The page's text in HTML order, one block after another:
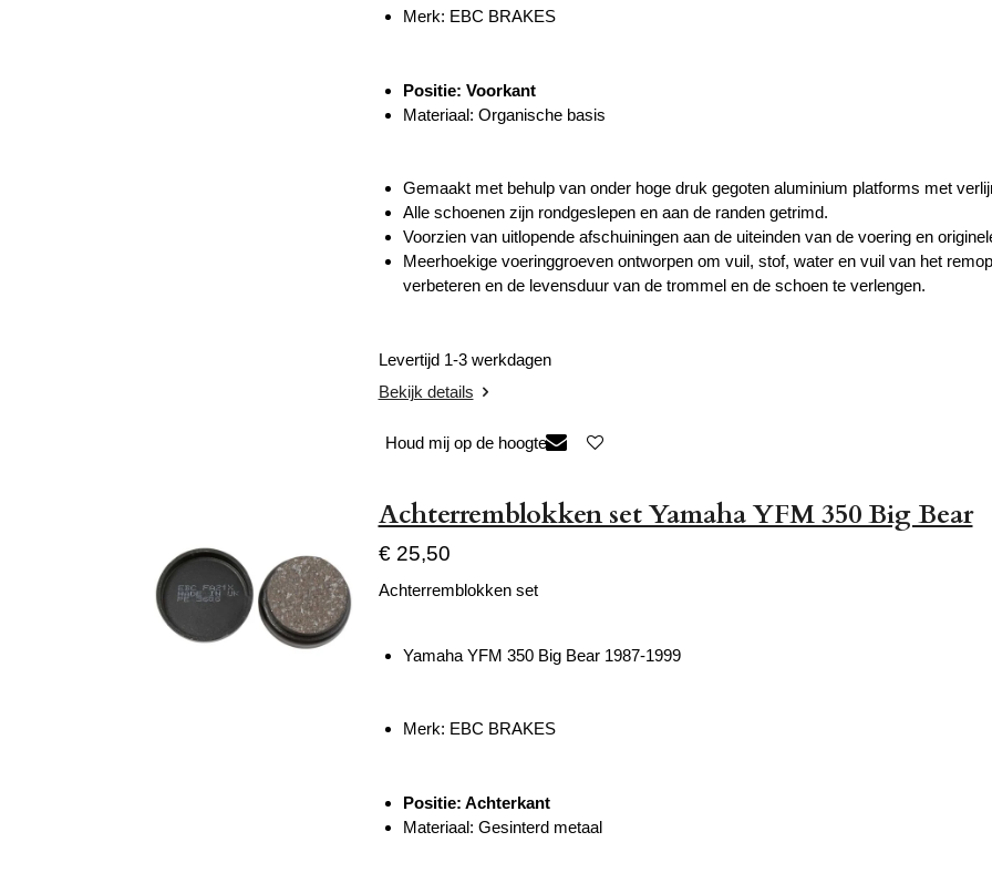
Merk: EBC BRAKES
Positie: Voorkant
Materiaal: Organische basis
Gemaakt met behulp van onder hoge druk gegoten aluminium platforms met
Alle schoenen zijn rondgeslepen en aan de randen getrimd.
Voorzien van uitlopende afschuiningen aan de uiteinden van de voering en
Meerhoekige voeringgroeven ontworpen om vuil, stof, water en vuil van het
verbeteren en de levensduur van de trommel en de schoen te verlengen.
Levertijd 1-3 werkdagen
Bekijk details
Houd mij op de hoogte
Achterremblokken set Yamaha YFM 350 Big Bear
€ 25,50
Achterremblokken set
Yamaha YFM 350 Big Bear 1987-1999
Merk: EBC BRAKES
Positie: Achterkant
Materiaal: Gesinterd metaal